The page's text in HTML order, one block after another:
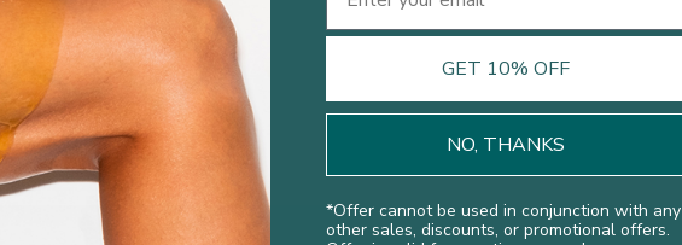
GET 10% OFF
NO, THANKS
*Offer cannot be used in conjunction with any
other sales, discounts, or promotional offers.